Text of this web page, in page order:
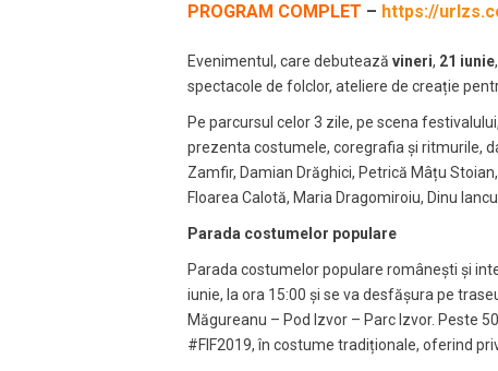
PROGRAM COMPLET – https://
Evenimentul, care debutează vineri, 21 iunie
spectacole de folclor, ateliere de creație
Pe parcursul celor 3 zile, pe scena
prezenta costumele, coregrafia și ritmurile,
Zamfir, Damian Drăghici, Petrică Mâțu
Floarea Calotă, Maria Dragomiroiu, Dinu
Parada costumelor populare
Parada costumelor populare românești și
iunie, la ora 15:00 și se va desfășura pe
Măgureanu – Pod Izvor – Parc Izvor. Peste
#FIF2019, în costume tradiționale, oferind